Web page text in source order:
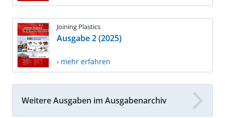
Joining Plastics
Ausgabe 2 (2025)
› mehr erfahren
Weitere Ausgaben im Ausgabenarchiv